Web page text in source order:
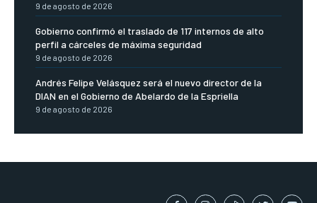
9 de agosto de 2026
Gobierno confirmó el traslado de 117 internos de alto
perfil a cárceles de máxima seguridad
9 de agosto de 2026
Andrés Felipe Velásquez será el nuevo director de la
DIAN en el Gobierno de Abelardo de la Espriella
9 de agosto de 2026